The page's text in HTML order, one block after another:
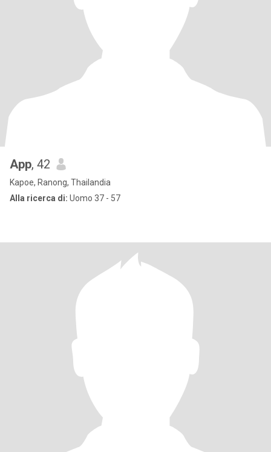
App, 42
Kapoe, Ranong, Thailandia
Alla ricerca di: Uomo 37 - 57